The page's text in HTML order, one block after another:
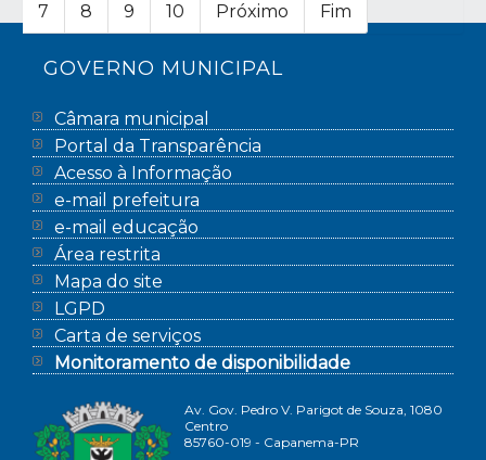
7 8 9 10 Próximo Fim
GOVERNO MUNICIPAL
Câmara municipal
Portal da Transparência
Acesso à Informação
e-mail prefeitura
e-mail educação
Área restrita
Mapa do site
LGPD
Carta de serviços
Monitoramento de disponibilidade
Av. Gov. Pedro V. Parigot de Souza, 1080
Centro
85760-019 - Capanema-PR